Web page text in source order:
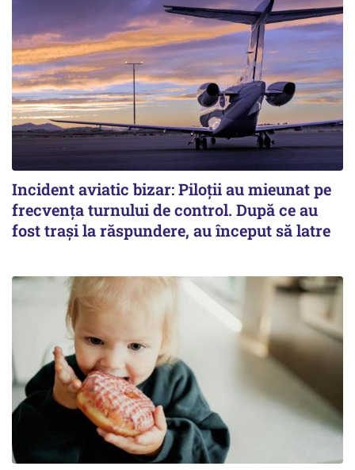
Incident aviatic bizar: Piloții au mieunat pe
frecvența turnului de control. După ce au
fost trași la răspundere, au început să latre